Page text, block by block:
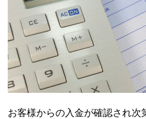
お客様からの入金が確認され次